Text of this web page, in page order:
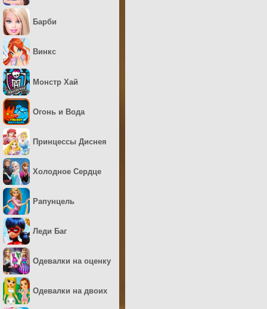
Барби
Винкс
Монстр Хай
Огонь и Вода
Принцессы Диснея
Холодное Сердце
Рапунцель
Леди Баг
Одевалки на оценку
Одевалки на двоих